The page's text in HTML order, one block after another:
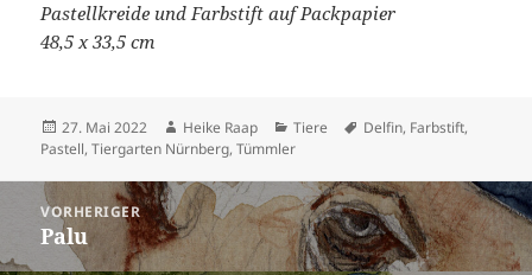
Pastellkreide und Farbstift auf Packpapier
48,5 x 33,5 cm
Veröffentlicht
am
27. Mai 2022 Autor
Heike Raap Kategorien
Tiere Schlagwörter
Delfin, Farbstift,
Pastell,Tiergarten Nürnberg,Tümmler
Beitragsnavigation
VORHERIGER
Vorheriger
Beitrag:
Palu